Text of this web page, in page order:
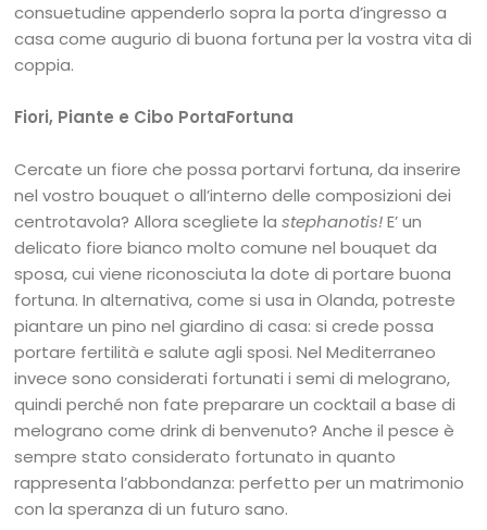
consuetudine appenderlo sopra la porta d’ingresso a
casa come augurio di buona fortuna per la vostra vita di
coppia.
Fiori, Piante e Cibo PortaFortuna
Cercate un fiore che possa portarvi fortuna, da inserire
nel vostro bouquet o all’interno delle composizioni dei
centrotavola? Allora scegliete lastephanotis!E’ un
delicato fiore bianco molto comune nel bouquet da
sposa, cui viene riconosciuta la dote di portare buona
fortuna. In alternativa, come si usa in Olanda, potreste
piantare un pino nel giardino di casa: si crede possa
portare fertilità e salute agli sposi. Nel Mediterraneo
invece sono considerati fortunati i semi di melograno,
quindi perché non fate preparare un cocktail a base di
melograno come drink di benvenuto? Anche il pesce è
sempre stato considerato fortunato in quanto
rappresenta l’abbondanza: perfetto per un matrimonio
con la speranza di un futuro sano.